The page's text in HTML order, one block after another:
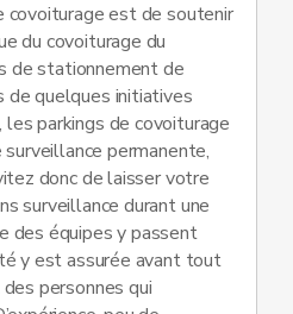
covoiturage est de soutenir
du covoiturage du
de stationnement de
de quelques initiatives
parkings de covoiturage
surveillance permanente,
donc de laisser votre
surveillance durant une
des équipes y passent
y est assurée avant tout
personnes qui